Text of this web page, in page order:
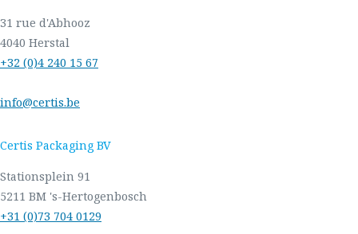
31 rue d'Abhooz
4040 Herstal
+32 (0)4 240 15 67
info@certis.be
Certis Packaging BV
Stationsplein 91
5211 BM 's-Hertogenbosch
+31 (0)73 704 0129